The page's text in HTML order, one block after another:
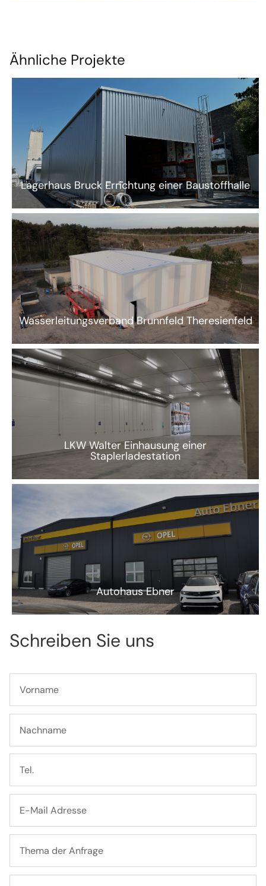
Ähnliche Projekte
Lagerhaus Bruck Errichtung einer Baustoffhalle
Wasserleitungsverband Brunnfeld Theresienfeld
LKW Walter Einhausung einer
Staplerladestation
Autohaus Ebner
Schreiben Sie uns